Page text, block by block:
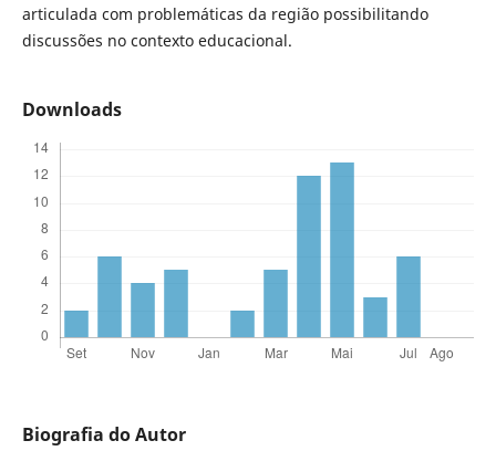
articulada com problemáticas da região possibilitando
discussões no contexto educacional.
Downloads
Biografia do Autor